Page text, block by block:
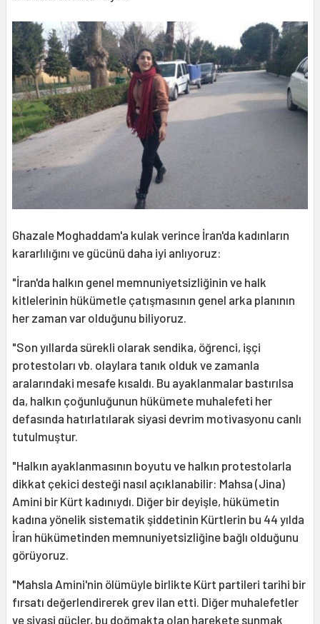
Ghazale Moghaddam'a kulak verince İran'da kadınların
kararlılığını ve gücünü daha iyi anlıyoruz:
"İran'da halkın genel memnuniyetsizliğinin ve halk
kitlelerinin hükümetle çatışmasının genel arka planının
her zaman var olduğunu biliyoruz.
"Son yıllarda sürekli olarak sendika, öğrenci, işçi
protestoları vb. olaylara tanık olduk ve zamanla
aralarındaki mesafe kısaldı. Bu ayaklanmalar bastırılsa
da, halkın çoğunluğunun hükümete muhalefeti her
defasında hatırlatılarak siyasi devrim motivasyonu canlı
tutulmuştur.
"Halkın ayaklanmasının boyutu ve halkın protestolarla
dikkat çekici desteği nasıl açıklanabilir: Mahsa (Jina)
Amini bir Kürt kadınıydı. Diğer bir deyişle, hükümetin
kadına yönelik sistematik şiddetinin Kürtlerin bu 44 yılda
İran hükümetinden memnuniyetsizliğine bağlı olduğunu
görüyoruz.
"Mahsla Amini'nin ölümüyle birlikte Kürt partileri tarihi bir
fırsatı değerlendirerek grev ilan etti. Diğer muhalefetler
ve siyasi güçler, bu doğmakta olan harekete sunmak